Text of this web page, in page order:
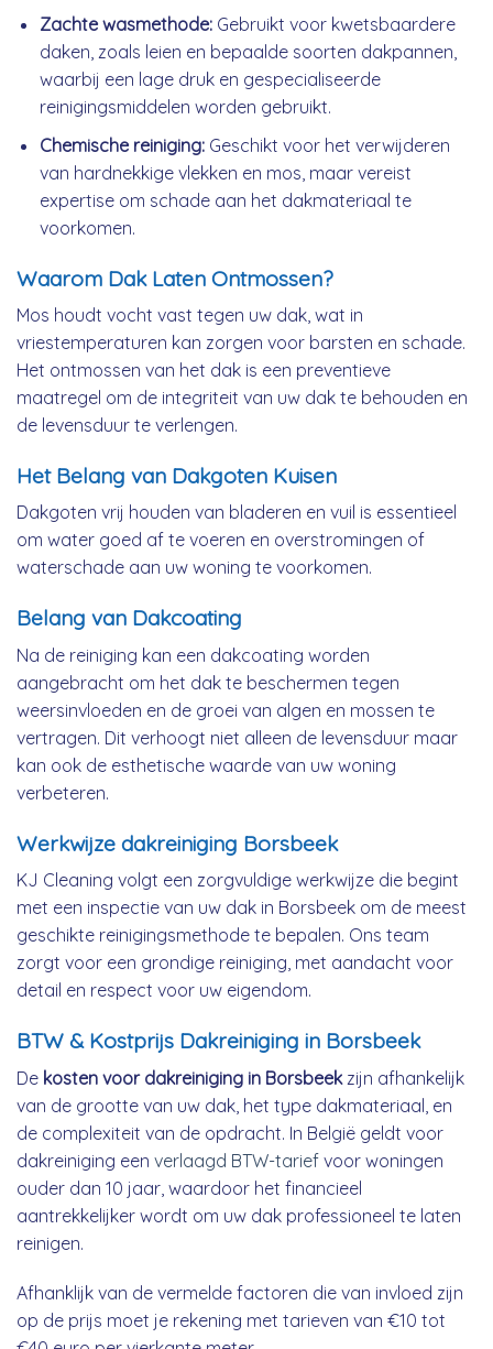
Zachte wasmethode:Gebruikt voor kwetsbaardere
daken, zoals leien en bepaalde soorten dakpannen,
waarbij een lage druk en gespecialiseerde
reinigingsmiddelen worden gebruikt.
Chemische reiniging:Geschikt voor het verwijderen
van hardnekkige vlekken en mos, maar vereist
expertise om schade aan het dakmateriaal te
voorkomen.
Waarom Dak Laten Ontmossen?
Mos houdt vocht vast tegen uw dak, wat in
vriestemperaturen kan zorgen voor barsten en schade.
Het ontmossen van het dak is een preventieve
maatregel om de integriteit van uw dak te behouden en
de levensduur te verlengen.
Het Belang van Dakgoten Kuisen
Dakgoten vrij houden van bladeren en vuil is essentieel
om water goed af te voeren en overstromingen of
waterschade aan uw woning te voorkomen.
Belang van Dakcoating
Na de reiniging kan een dakcoating worden
aangebracht om het dak te beschermen tegen
weersinvloeden en de groei van algen en mossen te
vertragen. Dit verhoogt niet alleen de levensduur maar
kan ook de esthetische waarde van uw woning
verbeteren.
Werkwijze dakreiniging Borsbeek
KJ Cleaning volgt een zorgvuldige werkwijze die begint
met een inspectie van uw dak in Borsbeek om de meest
geschikte reinigingsmethode te bepalen. Ons team
zorgt voor een grondige reiniging, met aandacht voor
detail en respect voor uw eigendom.
BTW & Kostprijs Dakreiniging in Borsbeek
De kosten voor dakreiniging in Borsbeekzijn afhankelijk
van de grootte van uw dak, het type dakmateriaal, en
de complexiteit van de opdracht. In België geldt voor
dakreiniging een verlaagd BTW-tarief voor woningen
ouder dan 10 jaar, waardoor het financieel
aantrekkelijker wordt om uw dak professioneel te laten
reinigen.
Afhanklijk van de vermelde factoren die van invloed zijn
op de prijs moet je rekening met tarieven van €10 tot